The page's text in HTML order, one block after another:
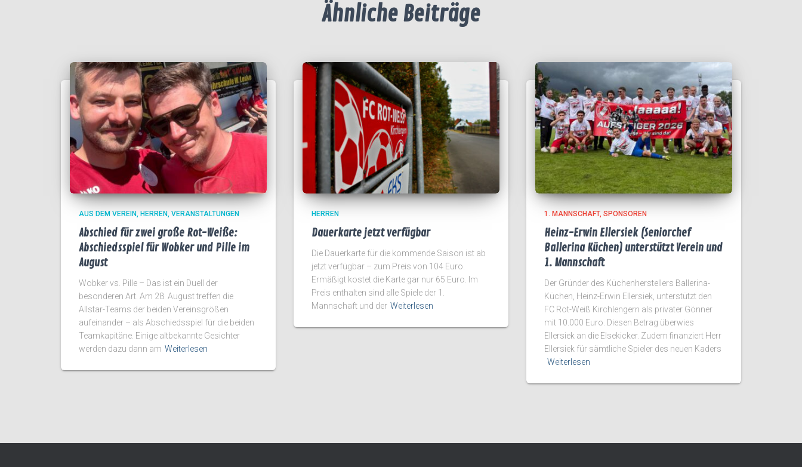
Ähnliche Beiträge
AUS DEM VEREIN HERREN VERANSTALTUNGEN
Abschied für zwei große Rot-Weiße:
Abschiedsspiel für Wobker und Pille im
August
Wobker vs. Pille – Das ist ein Duell der
besonderen Art. Am 28. August treffen die
Allstar-Teams der beiden Vereinsgrößen
aufeinander – als Abschiedsspiel für die beiden
Teamkapitäne. Einige altbekannte Gesichter
werden dazu dann am Weiterlesen
HERREN
Dauerkarte jetzt verfügbar
Die Dauerkarte für die kommende Saison ist ab
jetzt verfügbar – zum Preis von 104 Euro.
Ermäßigt kostet die Karte gar nur 65 Euro. Im
Preis enthalten sind alle Spiele der 1.
Mannschaft und der Weiterlesen
1. MANNSCHAFT SPONSOREN
Heinz-Erwin Ellersiek (Seniorchef
Ballerina Küchen) unterstützt Verein und
1. Mannschaft
Der Gründer des Küchenherstellers Ballerina-
Küchen, Heinz-Erwin Ellersiek, unterstützt den
FC Rot-Weiß Kirchlengern als privater Gönner
mit 10.000 Euro. Diesen Betrag überwies
Ellersiek an die Elsekicker. Zudem finanziert Herr
Ellersiek für sämtliche Spieler des neuen Kaders
Weiterlesen